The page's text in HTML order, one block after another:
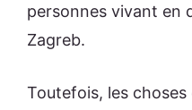
personnes vivant en
Zagreb.
Toutefois, les